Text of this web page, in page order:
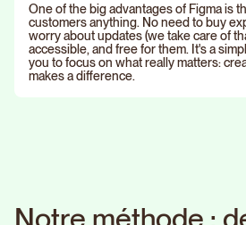
One of the big advantages of Figma is
customers anything. No need to buy
worry about updates (we take care of
accessible, and free for them. It's a
you to focus on what really matters:
makes a difference.